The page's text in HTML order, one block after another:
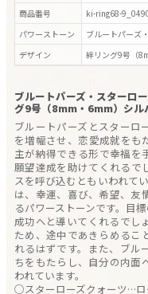
ブルートパーズ・スターロ
グ9号（8mm・6mm）シル
ブルートパーズとスターロ
を増幅させ、恋愛成就をも
主が納得できる形で幸福を
願望達成を助けてくれるで
スを呼び込むともいわれて
は、幸運、喜び、希望、友
るパワーストーンです。目
成功へと導いてくれるでし
ため、途中であきらめるこ
れるはずです。また、ブル
ちをもたらし、自分の内面
われています。
○スターローズクォーツ…ロ
商品番号
ki-ring68-
パワーストーン
ブルートパーズ
デザイン
絆リング9号（